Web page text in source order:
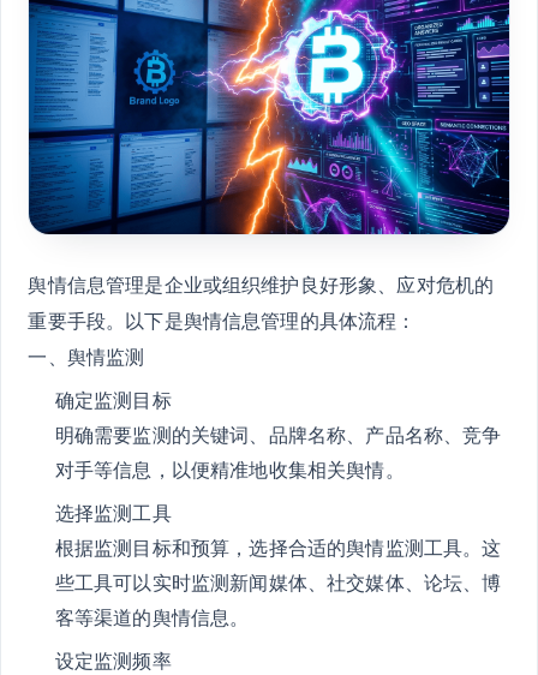
舆情信息管理是企业或组织维护良好形象、应对危机的
重要手段。以下是舆情信息管理的具体流程：
一、舆情监测
确定监测目标
明确需要监测的关键词、品牌名称、产品名称、竞争
对手等信息，以便精准地收集相关舆情。
选择监测工具
根据监测目标和预算，选择合适的舆情监测工具。这
些工具可以实时监测新闻媒体、社交媒体、论坛、博
客等渠道的舆情信息。
设定监测频率